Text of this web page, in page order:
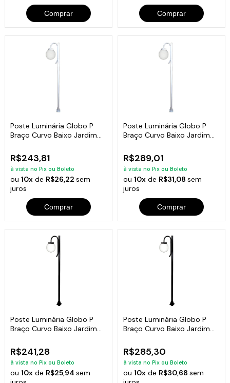
Comprar Comprar
Poste Luminária Globo P
Braço Curvo Baixo Jardim
R$243,81
à vista no Pix ou Boleto
ou10x de R$26,22sem
juros
Comprar
Poste Luminária Globo P
Braço Curvo Baixo Jardim
R$289,01
à vista no Pix ou Boleto
ou 10xde R$31,08 sem
juros
Comprar
Poste Luminária Globo P
Braço Curvo Baixo Jardim
R$241,28
à vista no Pix ou Boleto
ou10x de R$25,94sem
Poste Luminária Globo P
Braço Curvo Baixo Jardim
R$285,30
à vista no Pix ou Boleto
ou 10xde R$30,68 sem